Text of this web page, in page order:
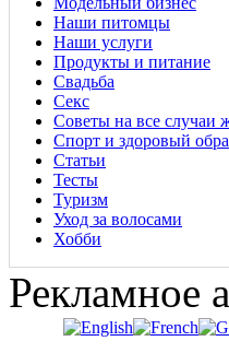
Наши питомцы
Наши услуги
Продукты и питание
Свадьба
Секс
Советы на все случаи
Спорт и здоровый
Статьи
Тесты
Туризм
Уход за волосами
Хобби
Рекламное